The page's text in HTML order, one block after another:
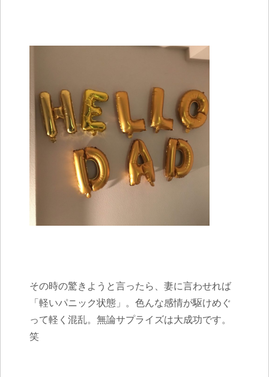
その時の驚きようと言ったら、妻に言わせれば
「軽いパニック状態」。色んな感情が駆けめぐ
って軽く混乱。無論サプライズは大成功です。
笑